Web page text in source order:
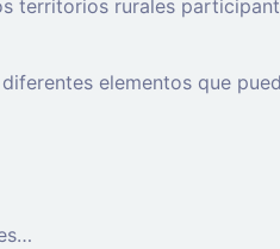
territorios rurales
elementos que